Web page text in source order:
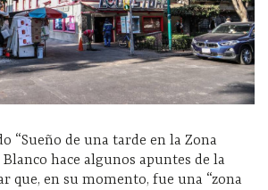
“Sueño de una tarde en la Zona
Blanco hace algunos apuntes de la
que, en su momento, fue una “zona